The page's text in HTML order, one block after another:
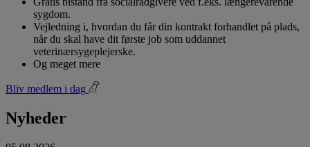
sygdom.
Vejledning i, hvordan du får din kontrakt forhandlet på plads,
når du skal have dit første job som uddannet
veterinærsygeplejerske.
Og meget mere
Bliv medlem i dag
Nyheder